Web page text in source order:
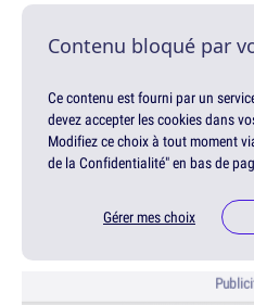
Contenu bloqué par
Ce contenu est fourni par un
devez accepter les cookies dans
Modifiez ce choix à tout moment
de la Confidentialité" en bas de
Gérer mes choix